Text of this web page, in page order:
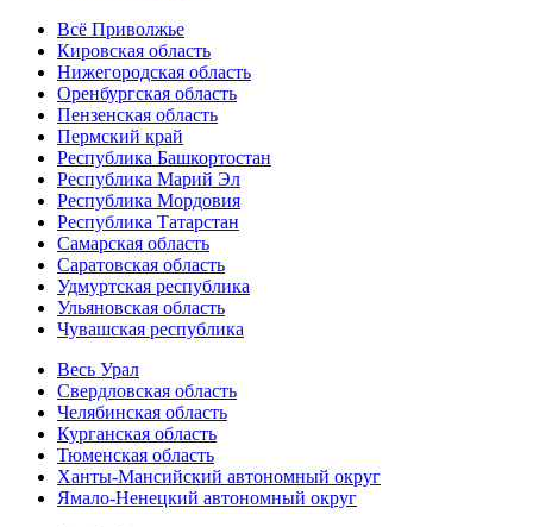
Всё Приволжье
Кировская область
Нижегородская область
Оренбургская область
Пензенская область
Пермский край
Республика Башкортостан
Республика Марий Эл
Республика Мордовия
Республика Татарстан
Самарская область
Саратовская область
Удмуртская республика
Ульяновская область
Чувашская республика
Весь Урал
Свердловская область
Челябинская область
Курганская область
Тюменская область
Ханты-Мансийский автономный округ
Ямало-Ненецкий автономный округ